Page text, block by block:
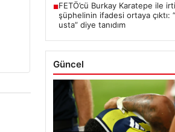
■FETÖ’cü Burkay Karatepe ile
şüphelinin ifadesi ortaya çıktı:
usta” diye tanıdım
Güncel